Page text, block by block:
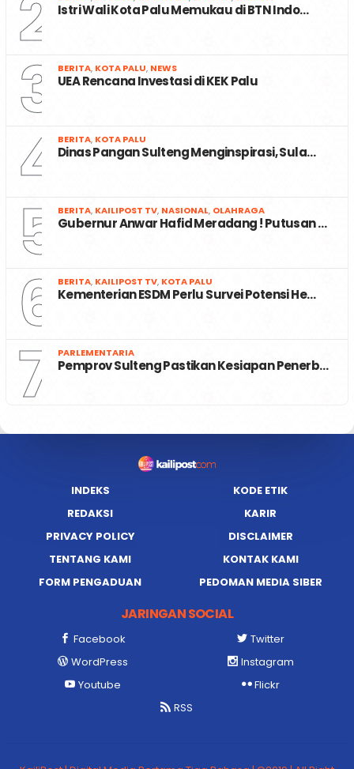
2 Istri Wali Kota Palu Memukau di BTN Indo…
3 BERITA, KOTA PALU, NEWS
UEA Rencana Investasi di KEK Palu
4 BERITA, KOTA PALU
Dinas Pangan Sulteng Menginspirasi, Sula…
5 BERITA, KAILIPOST TV, NASIONAL, OLAHRAGA
Gubernur Anwar Hafid Meradang ! Putusan …
6 BERITA, KAILIPOST TV, KOTA PALU
Kementerian ESDM Perlu Survei Potensi He…
7 PARLEMENTARIA
Pemprov Sulteng Pastikan Kesiapan Penerb…
INDEKS
KODE ETIK
REDAKSI
KARIR
PRIVACY POLICY
DISCLAIMER
TENTANG KAMI
KONTAK KAMI
FORM PENGADUAN
PEDOMAN MEDIA SIBER
JARINGAN SOCIAL
Facebook
Twitter
WordPress
Instagram
Youtube
Flickr
RSS